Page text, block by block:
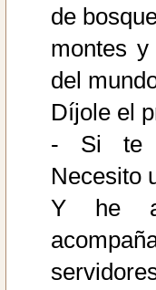
de
montes
del
Díjole el
- Si te
Necesito
Y he